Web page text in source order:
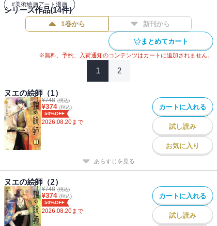
#美術絵画アート漫画
シリーズ作品(14件)
1巻から 新刊から
まとめてカート
※無料、予約、入荷通知のコンテンツはカートに追加されません。
1 2
ヌエの絵師（1）
¥748 (税込)
¥374 (税込)
50%OFF
2026.08.20まで
カートに入れる
試し読み
お気に入り
あらすじを見る
ヌエの絵師（2）
¥748 (税込)
¥374 (税込)
50%OFF
2026.08.20まで
カートに入れる
試し読み